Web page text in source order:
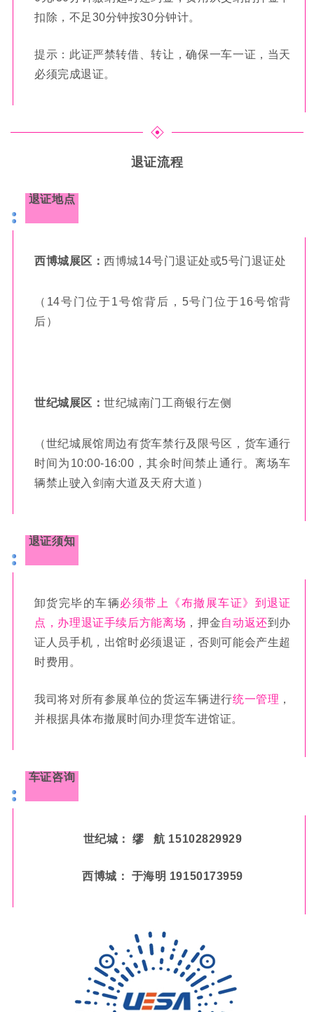
扣除，不足30分钟按30分钟计。
提示：此证严禁转借、转让，确保一车一证，当天
必须完成退证。
退证流程
退证地点
西博城展区：西博城14号门退证处或5号门退证处
（14号门位于1号馆背后，5号门位于16号馆背
后）
世纪城展区：世纪城南门工商银行左侧
（世纪城展馆周边有货车禁行及限号区，货车通行
时间为10:00-16:00，其余时间禁止通行。离场车
辆禁止驶入剑南大道及天府大道）
退证须知
卸货完毕的车辆必须带上《布撤展车证》到退证
点，办理退证手续后方能离场 ，押金自动返还到办
证人员手机，出馆时必须退证，否则可能会产生超
时费用。
我司将对所有参展单位的货运车辆进行统一管理 ，
并根据具体布撤展时间办理货车进馆证。
车证咨询
世纪城： 缪 航 15102829929
西博城： 于海明 19150173959